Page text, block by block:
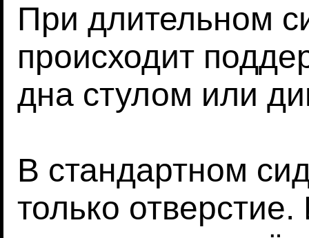
При длительном
происходит
дна стулом или
В стандартном
только